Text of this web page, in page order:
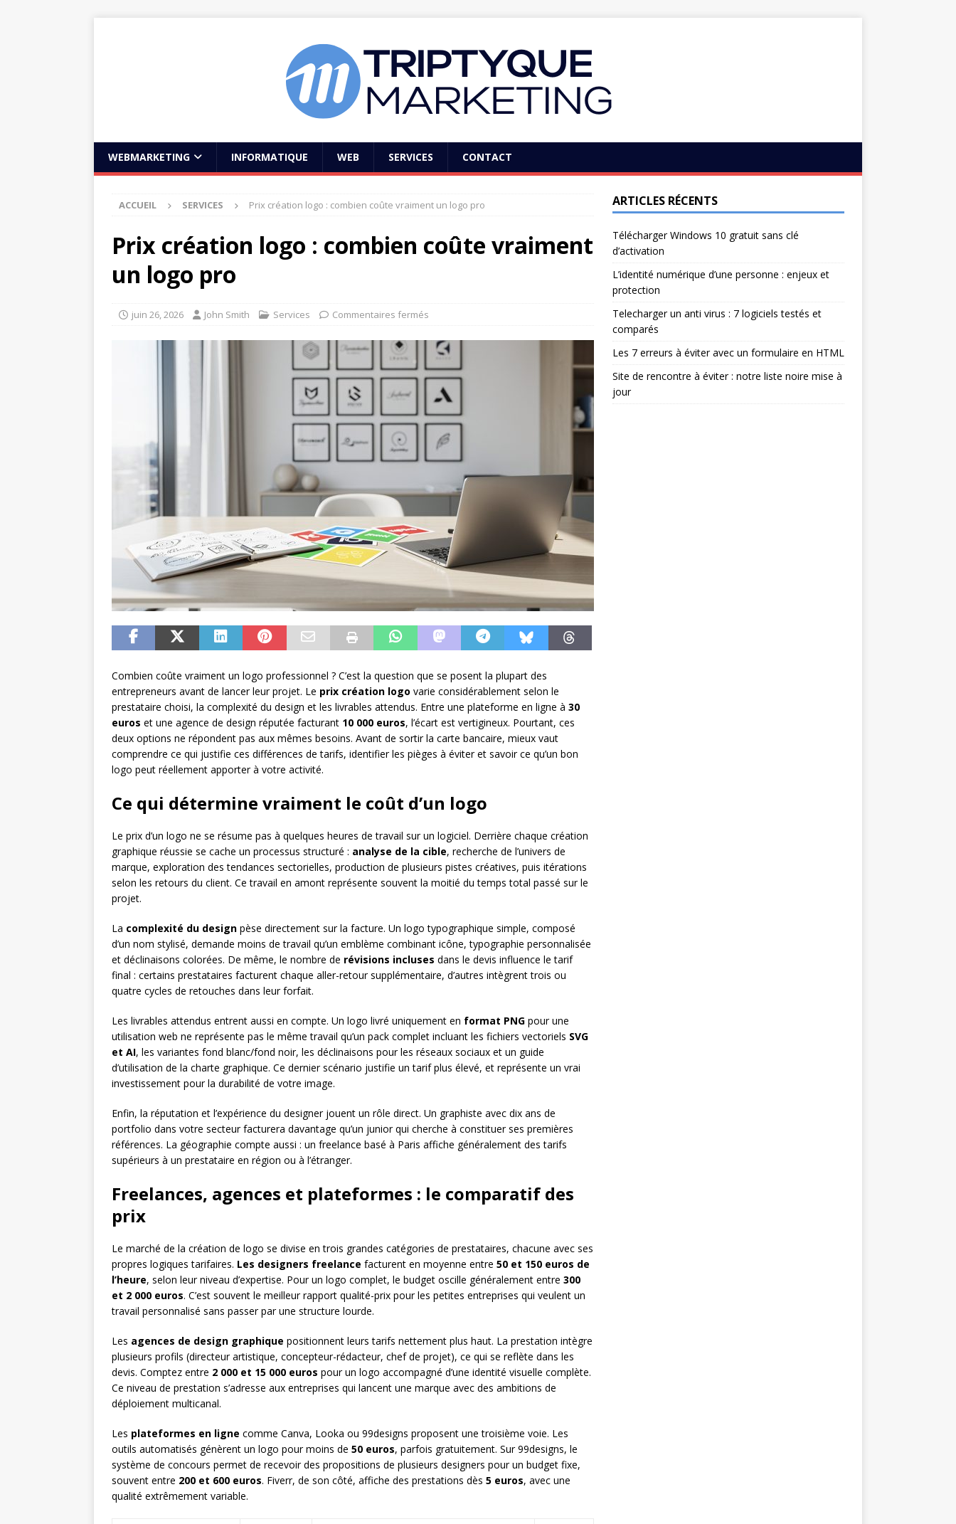
WEBMARKETING INFORMATIQUE WEB SERVICES CONTACT
ACCUEIL SERVICES Prix création logo : combien coûte vraiment un logo pro
Prix création logo : combien coûte vraiment
un logo pro
juin 26, 2026 John Smith Services Commentaires fermés
Combien coûte vraiment un logo professionnel ? C’est la question que se posent la plupart des
entrepreneurs avant de lancer leur projet. Le prix création logo varie considérablement selon le
prestataire choisi, la complexité du design et les livrables attendus. Entre une plateforme en ligne à 30
euros et une agence de design réputée facturant 10 000 euros, l’écart est vertigineux. Pourtant, ces
deux options ne répondent pas aux mêmes besoins. Avant de sortir la carte bancaire, mieux vaut
comprendre ce qui justifie ces différences de tarifs, identifier les pièges à éviter et savoir ce qu’un bon
logo peut réellement apporter à votre activité.
Ce qui détermine vraiment le coût d’un logo
Le prix d’un logo ne se résume pas à quelques heures de travail sur un logiciel. Derrière chaque création
graphique réussie se cache un processus structuré : analyse de la cible, recherche de l’univers de
marque, exploration des tendances sectorielles, production de plusieurs pistes créatives, puis itérations
selon les retours du client. Ce travail en amont représente souvent la moitié du temps total passé sur le
projet.
La complexité du design pèse directement sur la facture. Un logo typographique simple, composé
d’un nom stylisé, demande moins de travail qu’un emblème combinant icône, typographie personnalisée
et déclinaisons colorées. De même, le nombre de révisions incluses dans le devis influence le tarif
final : certains prestataires facturent chaque aller-retour supplémentaire, d’autres intègrent trois ou
quatre cycles de retouches dans leur forfait.
Les livrables attendus entrent aussi en compte. Un logo livré uniquement en format PNG pour une
utilisation web ne représente pas le même travail qu’un pack complet incluant les fichiers vectoriels SVG
et AI, les variantes fond blanc/fond noir, les déclinaisons pour les réseaux sociaux et un guide
d’utilisation de la charte graphique. Ce dernier scénario justifie un tarif plus élevé, et représente un vrai
investissement pour la durabilité de votre image.
Enfin, la réputation et l’expérience du designer jouent un rôle direct. Un graphiste avec dix ans de
portfolio dans votre secteur facturera davantage qu’un junior qui cherche à constituer ses premières
références. La géographie compte aussi : un freelance basé à Paris affiche généralement des tarifs
supérieurs à un prestataire en région ou à l’étranger.
Freelances, agences et plateformes : le comparatif des
prix
Le marché de la création de logo se divise en trois grandes catégories de prestataires, chacune avec ses
propres logiques tarifaires. Les designers freelance facturent en moyenne entre 50 et 150 euros de
l’heure, selon leur niveau d’expertise. Pour un logo complet, le budget oscille généralement entre 300
et 2 000 euros. C’est souvent le meilleur rapport qualité-prix pour les petites entreprises qui veulent un
travail personnalisé sans passer par une structure lourde.
Les agences de design graphique positionnent leurs tarifs nettement plus haut. La prestation intègre
plusieurs profils (directeur artistique, concepteur-rédacteur, chef de projet), ce qui se reflète dans les
devis. Comptez entre 2 000 et 15 000 euros pour un logo accompagné d’une identité visuelle complète.
Ce niveau de prestation s’adresse aux entreprises qui lancent une marque avec des ambitions de
déploiement multicanal.
Les plateformes en ligne comme Canva, Looka ou 99designs proposent une troisième voie. Les
outils automatisés génèrent un logo pour moins de 50 euros, parfois gratuitement. Sur 99designs, le
système de concours permet de recevoir des propositions de plusieurs designers pour un budget fixe,
souvent entre 200 et 600 euros. Fiverr, de son côté, affiche des prestations dès 5 euros, avec une
qualité extrêmement variable.
ARTICLES RÉCENTS
Télécharger Windows 10 gratuit sans clé
d’activation
L’identité numérique d’une personne : enjeux et
protection
Telecharger un anti virus : 7 logiciels testés et
comparés
Les 7 erreurs à éviter avec un formulaire en HTML
Site de rencontre à éviter : notre liste noire mise à
jour